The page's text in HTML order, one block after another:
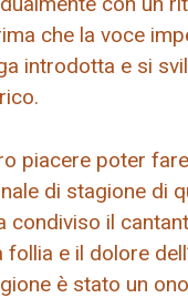
che la voce
introdotta e si
piacere poter
di stagione di
condiviso il
follia e il dolore
è stato un